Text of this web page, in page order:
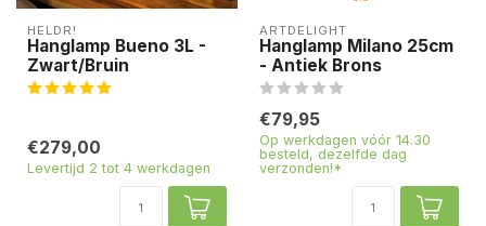
HELDR!
Hanglamp Bueno 3L -
Zwart/Bruin
€279,00
Levertijd 2 tot 4 werkdagen
ARTDELIGHT
Hanglamp Milano 25cm
- Antiek Brons
€79,95
Op werkdagen vóór 14.30
besteld, dezelfde dag
verzonden!*